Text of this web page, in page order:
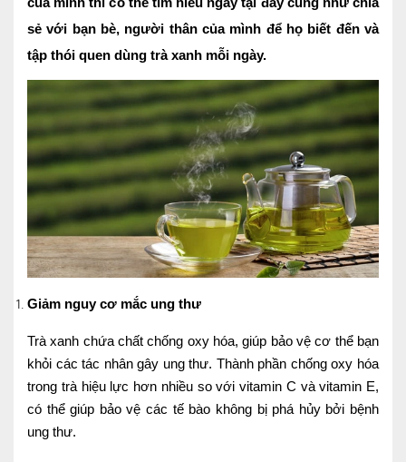
DỊCH VỤ
Các chuyên khoa tại Phòng khám
Nội
Ngoại
Sản - Phụ Khoa
Nhi
Da Liễu
Mắt
Răng Hàm Mặt
Tai Mũi Họng
Vật lý trị liệu hồi phục chức năng
Xét nghiệm
sẻ với bạn bè, người thân của mình để họ biết đến và
tập thói quen dùng trà xanh mỗi ngày.
Giảm nguy cơ mắc ung thư
Trà xanh chứa chất chống oxy hóa, giúp bảo vệ cơ thể bạn
khỏi các tác nhân gây ung thư. Thành phần chống oxy hóa
trong trà hiệu lực hơn nhiều so với vitamin C và vitamin E,
có thể giúp bảo vệ các tế bào không bị phá hủy bởi bệnh
ung thư.